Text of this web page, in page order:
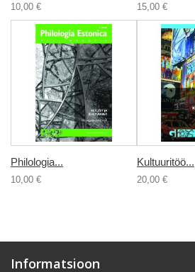
10,00 € 15,00 €
Philologia...
10,00 €
Kultuuritöö...
20,00 €
Informatsioon